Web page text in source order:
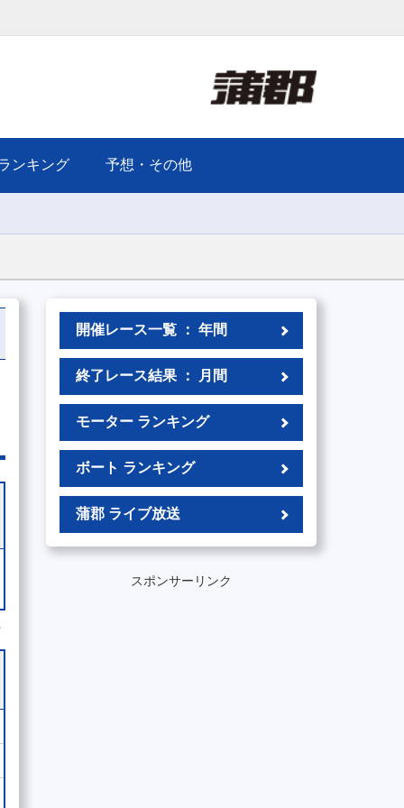
ンキング 予想・その他
開催レース一覧 ： 年間
終了レース結果 ： 月間
モーター ランキング
ボート ランキング
蒲郡 ライブ放送
スポンサーリンク